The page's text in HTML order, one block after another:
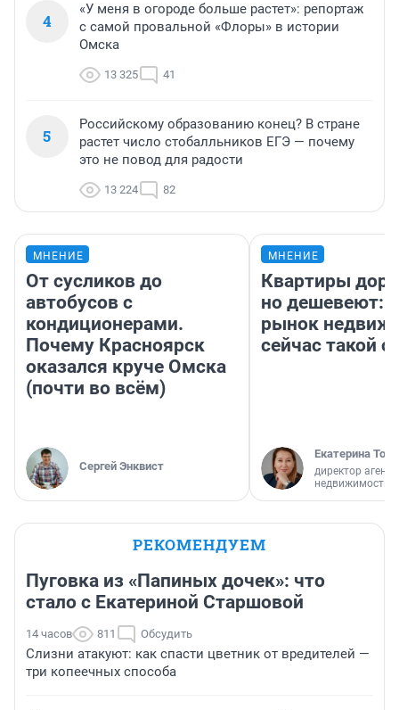
4
«У меня в огороде больше растет»: репортаж
с самой провальной «Флоры» в истории
Омска
13 325 41
5
Российскому образованию конец? В стране
растет число стобалльников ЕГЭ — почему
это не повод для радости
13 224 82
МНЕНИЕ
От сусликов до
автобусов с
кондиционерами.
Почему Красноярск
оказался круче Омска
(почти во всём)
Сергей Энквист
МНЕНИЕ
Квартиры
но дешевеют:
рынок
сейчас такой
Екатерина
директор
недвижимости
РЕКОМЕНДУЕМ
Пуговка из «Папиных дочек»: что
стало с Екатериной Старшовой
14 часов 811 Обсудить
Слизни атакуют: как спасти цветник от вредителей —
три копеечных способа